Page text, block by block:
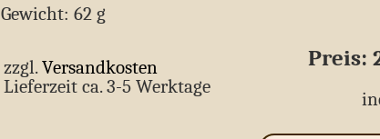
Gewicht: 62 g
zzgl.Versandkosten
Lieferzeit ca. 3-5 Werktage
Preis: